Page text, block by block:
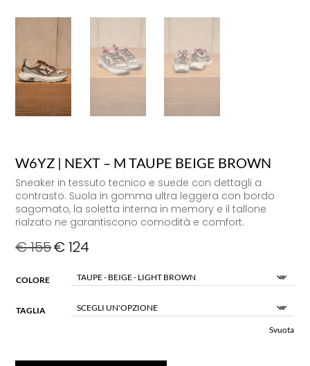
W6YZ | NEXT – M TAUPE BEIGE BROWN
Sneaker in tessuto tecnico e suede con dettagli a
contrasto. Suola in gomma ultra leggera con bordo
sagomato, la soletta interna in memory e il tallone
rialzato ne garantiscono comodità e comfort.
€155€124
COLORE
TAGLIA
Svuota